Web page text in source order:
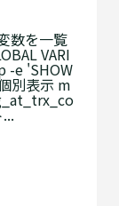
数を一覧
VARI
-e 'SHOW
別表示 m